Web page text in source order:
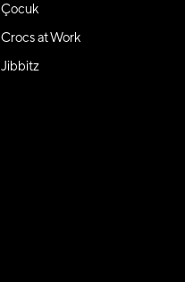
Çocuk
Crocs at Work
Jibbitz